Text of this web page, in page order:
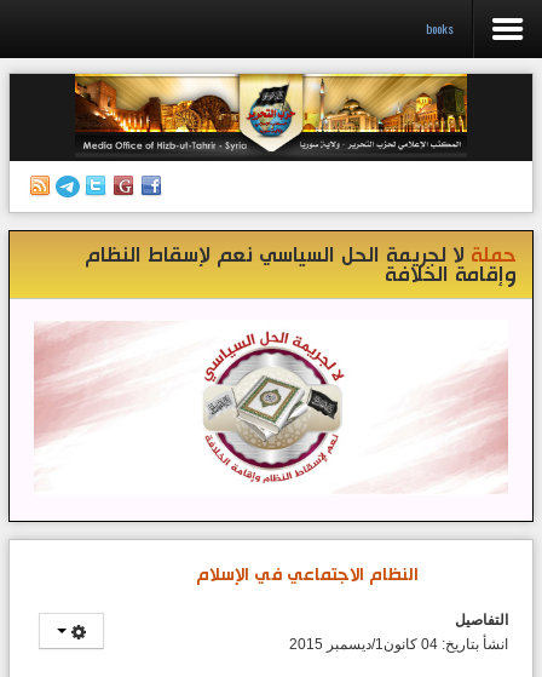
الرئيسية
إصدارات
أنشطة وفعاليات
منبر الصحافة
تواصل معنا
إذاعة المكتب/ سوريا
قناتنا على تيليغرام
books
حملة لا لجريمة الحل السياسي نعم لإسقاط النظام
وإقامة الخلافة
النظام الاجتماعي في الإسلام
التفاصيل
انشأ بتاريخ: 04 كانون1/ديسمبر 2015